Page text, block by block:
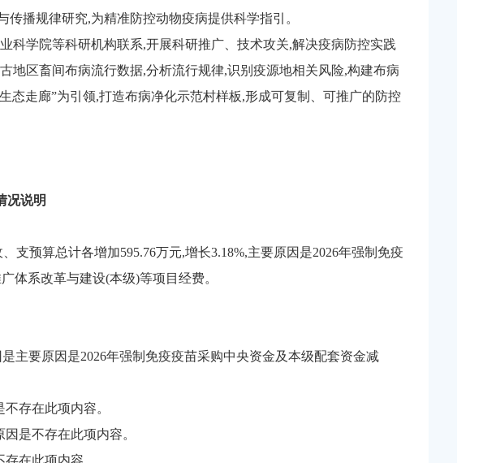
播规律研究,为精准防控动物疫病提供科学指引。
科学院等科研机构联系,开展科研推广、技术攻关,解决疫病防控实践
地区畜间布病流行数据,分析流行规律,识别疫源地相关风险,构建布病
态走廊”为引领,打造布病净化示范村样板,形成可复制、可推广的防控
况说明
支预算总计各增加595.76万元,增长3.18%,主要原因是2026年强制免疫
体系改革与建设(本级)等项目经费。
主要原因是2026年强制免疫疫苗采购中央资金及本级配套资金减
存在此项内容。
是不存在此项内容。
在此项内容。